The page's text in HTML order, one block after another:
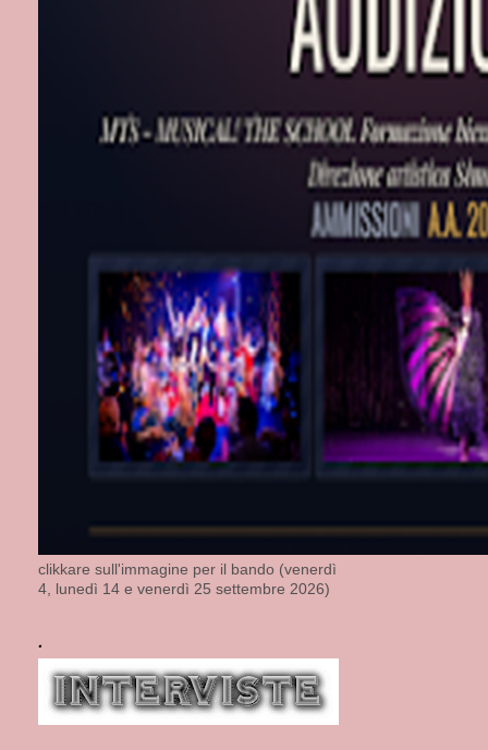
clikkare sull'immagine per il bando (venerdì
4, lunedì 14 e venerdì 25 settembre 2026)
.